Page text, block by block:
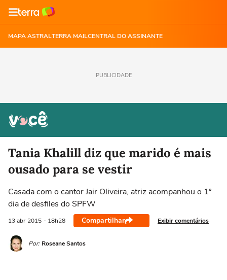
MAPA ASTRALTERRA MAILCENTRAL DO ASSINANTE
PUBLICIDADE
Tania Khalill diz que marido é mais
ousado para se vestir
Casada com o cantor Jair Oliveira, atriz acompanhou o 1º
dia de desfiles do SPFW
13 abr 2015 - 18h28 Compartilhar Exibir comentários
Por: Roseane Santos